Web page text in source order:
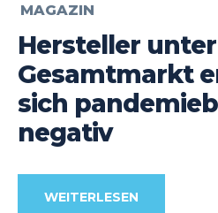
MAGAZIN
Hersteller
Gesamtmarkt
sich
negativ
WEITERLESEN